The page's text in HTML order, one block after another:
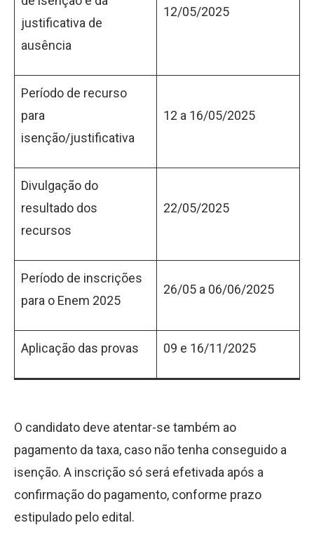
justificativa de
ausência
12/05/2025
Período de recurso
para
isenção/justificativa
12 a 16/05/2025
Divulgação do
resultado dos
recursos
22/05/2025
Período de inscrições
para o Enem 2025
26/05 a 06/06/2025
Aplicação das provas 09 e 16/11/2025
O candidato deve atentar-se também ao
pagamento da taxa, caso não tenha conseguido a
isenção. A inscrição só será efetivada após a
confirmação do pagamento, conforme prazo
estipulado pelo edital.